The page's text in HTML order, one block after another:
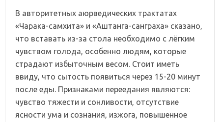
В авторитетных аюрведических трактатах
«Чарака-самхита» и «Аштанга-санграха» сказано,
что вставать из-за стола необходимо с лёгким
чувством голода, особенно людям, которые
страдают избыточным весом. Стоит иметь
ввиду, что сытость появиться через 15-20 минут
после еды. Признаками переедания являются:
чувство тяжести и сонливости, отсутствие
ясности ума и сознания, изжога, повышенное